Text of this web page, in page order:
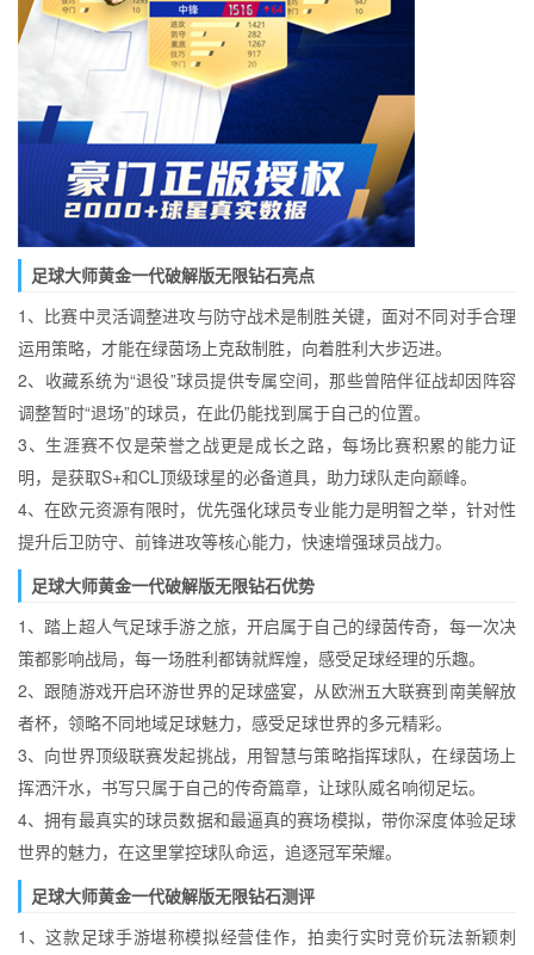
足球大师黄金一代破解版无限钻石亮点
1、比赛中灵活调整进攻与防守战术是制胜关键，面对不同对手合理
运用策略，才能在绿茵场上克敌制胜，向着胜利大步迈进。
2、收藏系统为“退役”球员提供专属空间，那些曾陪伴征战却因阵容
调整暂时“退场”的球员，在此仍能找到属于自己的位置。
3、生涯赛不仅是荣誉之战更是成长之路，每场比赛积累的能力证
明，是获取S+和CL顶级球星的必备道具，助力球队走向巅峰。
4、在欧元资源有限时，优先强化球员专业能力是明智之举，针对性
提升后卫防守、前锋进攻等核心能力，快速增强球员战力。
足球大师黄金一代破解版无限钻石优势
1、踏上超人气足球手游之旅，开启属于自己的绿茵传奇，每一次决
策都影响战局，每一场胜利都铸就辉煌，感受足球经理的乐趣。
2、跟随游戏开启环游世界的足球盛宴，从欧洲五大联赛到南美解放
者杯，领略不同地域足球魅力，感受足球世界的多元精彩。
3、向世界顶级联赛发起挑战，用智慧与策略指挥球队，在绿茵场上
挥洒汗水，书写只属于自己的传奇篇章，让球队威名响彻足坛。
4、拥有最真实的球员数据和最逼真的赛场模拟，带你深度体验足球
世界的魅力，在这里掌控球队命运，追逐冠军荣耀。
足球大师黄金一代破解版无限钻石测评
1、这款足球手游堪称模拟经营佳作，拍卖行实时竞价玩法新颖刺